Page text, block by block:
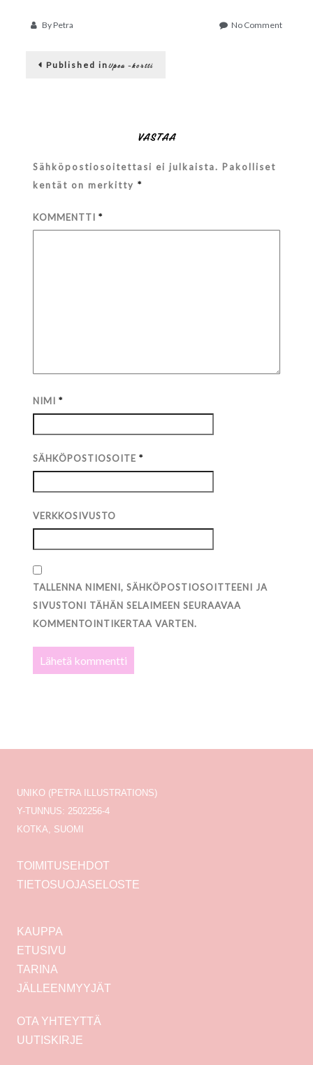
ByPetra No Commenton
Artikkelien
Published inUpea -kortti
VASTAA
Sähköpostiosoitettasi ei julkaista. Pakolliset
kentät on merkitty*
KOMMENTTI*
NIMI*
SÄHKÖPOSTIOSOITE*
VERKKOSIVUSTO
TALLENNA NIMENI, SÄHKÖPOSTIOSOITTEENI JA
SIVUSTONI TÄHÄN SELAIMEEN SEURAAVAA
KOMMENTOINTIKERTAA VARTEN.
UNIKO (PETRA ILLUSTRATIONS)
Y-TUNNUS: 2502256-4
KOTKA, SUOMI
TOIMITUSEHDOT
TIETOSUOJASELOSTE
KAUPPA
ETUSIVU
TARINA
JÄLLEENMYYJÄT
OTA YHTEYTTÄ
UUTISKIRJE